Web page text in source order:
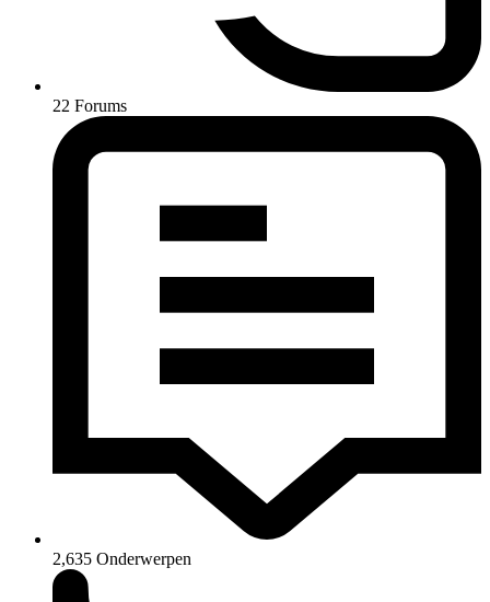
22 Forums
2,635 Onderwerpen